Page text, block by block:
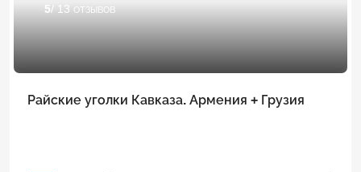
5/ 13 отзывов
Райские уголки Кавказа. Армения + Грузия